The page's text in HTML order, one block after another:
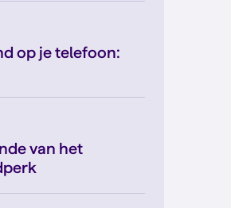
op je telefoon:
van het